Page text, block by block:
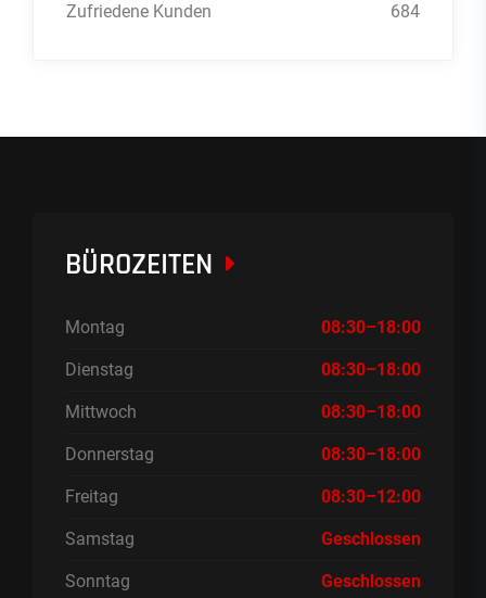
Zufriedene Kunden 684
BÜROZEITEN
Montag 08:30–18:00
Dienstag 08:30–18:00
Mittwoch 08:30–18:00
Donnerstag 08:30–18:00
Freitag 08:30–12:00
Samstag Geschlossen
Sonntag Geschlossen